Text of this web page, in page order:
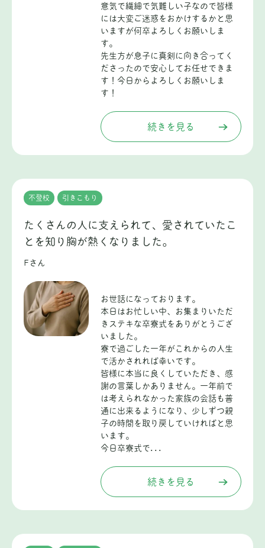
意気で繊細で気難しい子なので皆様
には大変ご迷惑をおかけするかと思
いますが何卒よろしくお願いしま
す。
先生方が息子に真剣に向き合ってく
ださったので安心してお任せできま
す！今日からよろしくお願いしま
す！
続きを見る
不登校 引きこもり
たくさんの人に支えられて、愛されていたこ
とを知り胸が熱くなりました。
Fさん
お世話になっております。
本日はお忙しい中、お集まりいただ
きステキな卒寮式をありがとうござ
いました。
寮で過ごした一年がこれからの人生
で活かされれば幸いです。
皆様に本当に良くしていただき、感
謝の言葉しかありません。一年前で
は考えられなかった家族の会話も普
通に出来るようになり、少しずつ親
子の時間を取り戻していければと思
います。
今日卒寮式で...
続きを見る